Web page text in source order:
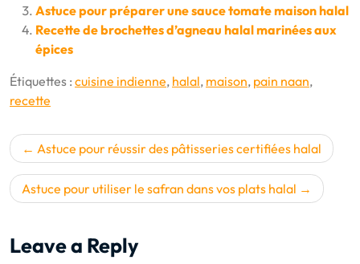
Astuce pour préparer une sauce tomate maison halal
Recette de brochettes d’agneau halal marinées aux
épices
Étiquettes : cuisine indienne, halal, maison, pain naan,
recette
Navigation
de
l’article
Astuce pour réussir des pâtisseries certifiées halal
Astuce pour utiliser le safran dans vos plats halal
Leave a Reply